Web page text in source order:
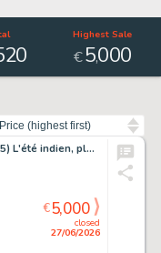
Highest Sale
€5,000
MANARA, Milo (né en 1945) L'été indien, planche 23. Encre...
closed
27/06/2026
€5,000